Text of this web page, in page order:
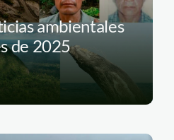
ambientales
de 2025